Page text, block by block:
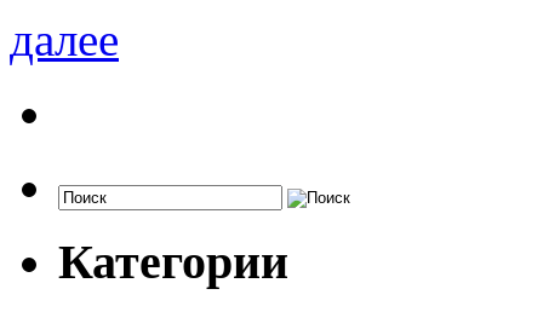
далее
Категории